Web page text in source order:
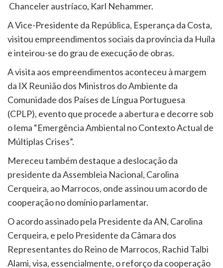
Chanceler austríaco, Karl Nehammer.
A Vice-Presidente da República, Esperança da Costa,
visitou empreendimentos sociais da província da Huíla
e inteirou-se do grau de execução de obras.
A visita aos empreendimentos aconteceu à margem
da IX Reunião dos Ministros do Ambiente da
Comunidade dos Países de Língua Portuguesa
(CPLP), evento que procede a abertura e decorre sob
o lema “Emergência Ambiental no Contexto Actual de
Múltiplas Crises”.
Mereceu também destaque a deslocação da
presidente da Assembleia Nacional, Carolina
Cerqueira, ao Marrocos, onde assinou um acordo de
cooperação no domínio parlamentar.
O acordo assinado pela Presidente da AN, Carolina
Cerqueira, e pelo Presidente da Câmara dos
Representantes do Reino de Marrocos, Rachid Talbi
Alami, visa, essencialmente, o reforço da cooperação